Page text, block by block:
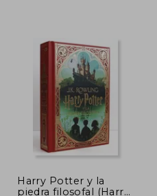
45%
dcto.
Harry Potter y la
piedra filosofal (Harry